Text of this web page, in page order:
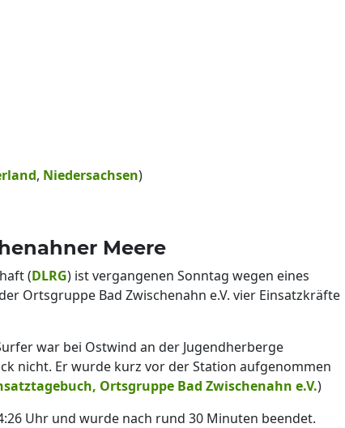
, Niedersachsen)
Meere
(DLRG) ist vergangenen Sonntag wegen eines
Ortsgruppe Bad Zwischenahn e.V. vier Einsatzkräfte
war bei Ostwind an der Jugendherberge
nicht. Er wurde kurz vor der Station aufgenommen
Ortsgruppe Bad Zwischenahn e.V.)
Uhr und wurde nach rund 30 Minuten beendet.